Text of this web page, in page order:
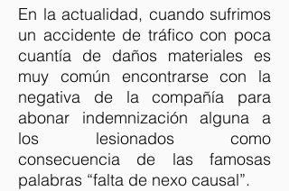
En la actualidad, cuando sufrimos
un accidente de tráfico con poca
cuantía de daños materiales es
muy común encontrarse con la
negativa de la compañía para
abonar indemnización alguna a
los lesionados como
consecuencia de las famosas
palabras “falta de nexo causal”.